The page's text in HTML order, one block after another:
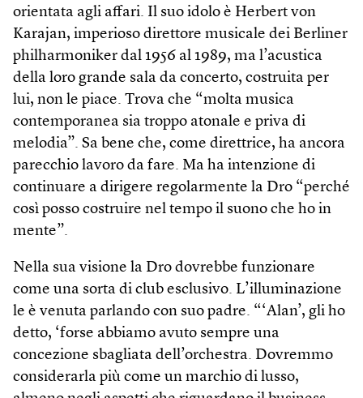
orientata agli affari. Il suo idolo è Herbert von
Karajan, imperioso direttore musicale dei Berliner
philharmoniker dal 1956 al 1989, ma l’acustica
della loro grande sala da concerto, costruita per
lui, non le piace. Trova che “molta musica
contemporanea sia troppo atonale e priva di
melodia”. Sa bene che, come direttrice, ha ancora
parecchio lavoro da fare. Ma ha intenzione di
continuare a dirigere regolarmente la Dro “perché
così posso costruire nel tempo il suono che ho in
mente”.
Nella sua visione la Dro dovrebbe funzionare
come una sorta di club esclusivo. L’illuminazione
le è venuta parlando con suo padre. “‘Alan’, gli ho
detto, ‘forse abbiamo avuto sempre una
concezione sbagliata dell’orchestra. Dovremmo
considerarla più come un marchio di lusso,